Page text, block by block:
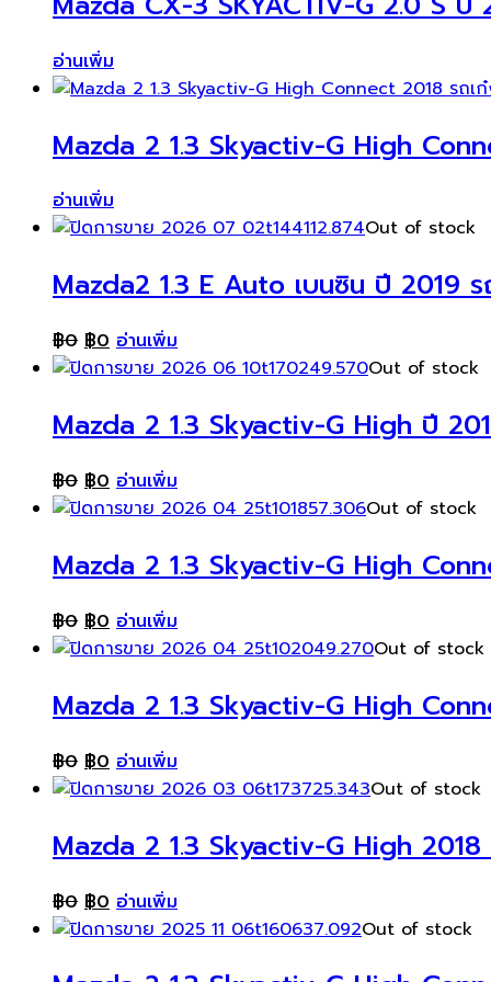
อ่านเพิ่ม
Mazda 2 1.3 Skyactiv-G High
อ่านเพิ่ม
Out of stock
Mazda2 1.3 E Auto เบนซิน ปี 2019
฿0 ฿0 อ่านเพิ่ม
Out of stock
Mazda 2 1.3 Skyactiv-G High ปี
฿0 ฿0 อ่านเพิ่ม
Out of stock
Mazda 2 1.3 Skyactiv-G High
฿0 ฿0 อ่านเพิ่ม
Out of stock
Mazda 2 1.3 Skyactiv-G High
฿0 ฿0 อ่านเพิ่ม
Out of stock
Mazda 2 1.3 Skyactiv-G High
฿0 ฿0 อ่านเพิ่ม
Out of stock